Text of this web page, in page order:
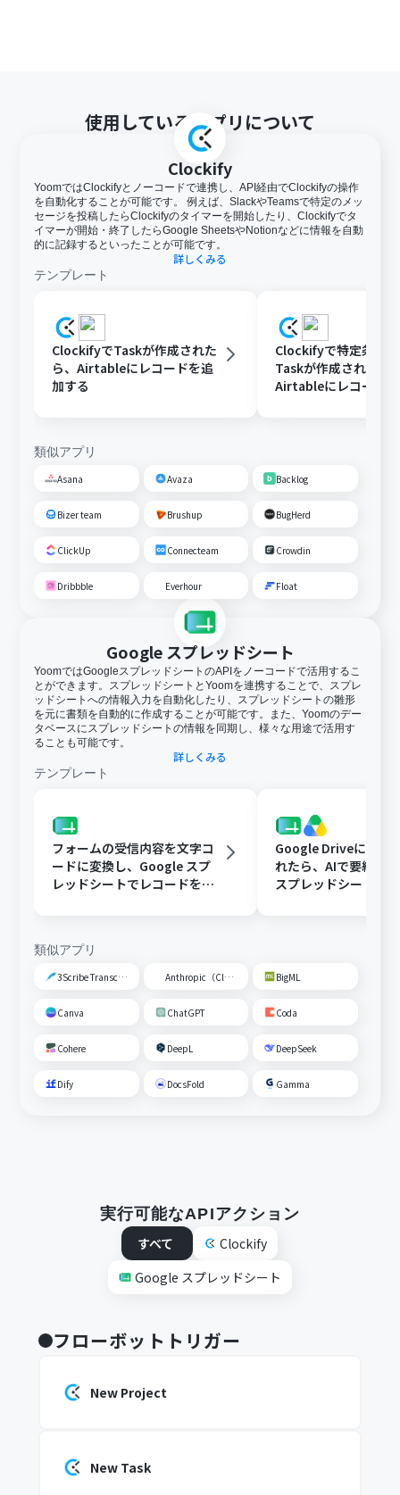
使用しているアプリについて
Clockify
YoomではClockifyとノーコードで連携し、API経由でClockifyの操作
を自動化することが可能です。 例えば、SlackやTeamsで特定のメッ
セージを投稿したらClockifyのタイマーを開始したり、Clockifyでタ
イマーが開始・終了したらGoogle SheetsやNotionなどに情報を自動
的に記録するといったことが可能です。
詳しくみる
テンプレート
ClockifyでTaskが作成された
ら、Airtableにレコードを追
加する
Clockifyで特定条件
Taskが作成されたら
Airtableにレコード
類似アプリ
Asana Avaza Backlog
Bizer team Brushup BugHerd
ClickUp Connecteam Crowdin
Dribbble Everhour Float
Google スプレッドシート
YoomではGoogleスプレッドシートのAPIをノーコードで活用するこ
とができます。スプレッドシートとYoomを連携することで、スプレ
ッドシートへの情報入力を自動化したり、スプレッドシートの雛形
を元に書類を自動的に作成することが可能です。また、Yoomのデー
タベースにスプレッドシートの情報を同期し、様々な用途で活用す
ることも可能です。
詳しくみる
テンプレート
フォームの受信内容を文字コ
ードに変換し、Google スプ
レッドシートでレコードを追
Google Driveに文書
れたら、AIで要約し
スプレッドシートの
類似アプリ
3Scribe Transcription Anthropic（Claude） BigML
Canva ChatGPT Coda
Cohere DeepL DeepSeek
Dify DocsFold Gamma
実行可能なAPIアクション
すべて
Clockify
Google スプレッドシート
フローボットトリガー
New Project
New Task